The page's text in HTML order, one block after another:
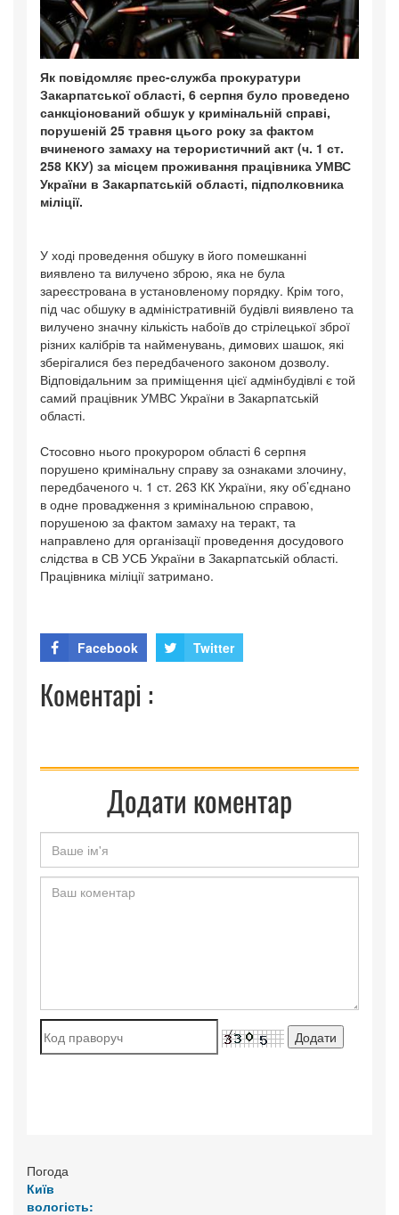
Як повідомляє прес-служба прокуратури
Закарпатської області, 6 серпня було проведено
санкціонований обшук у кримінальній справі,
порушеній 25 травня цього року за фактом
вчиненого замаху на терористичний акт (ч. 1 ст.
258 ККУ) за місцем проживання працівника УМВС
України в Закарпатській області, підполковника
міліції.
У ході проведення обшуку в його помешканні
виявлено та вилучено зброю, яка не була
зареєстрована в установленому порядку. Крім того,
під час обшуку в адміністративній будівлі виявлено та
вилучено значну кількість набоїв до стрілецької зброї
різних калібрів та найменувань, димових шашок, які
зберігалися без передбаченого законом дозволу.
Відповідальним за приміщення цієї адмінбудівлі є той
самий працівник УМВС України в Закарпатській
області.
Стосовно нього прокурором області 6 серпня
порушено кримінальну справу за ознаками злочину,
передбаченого ч. 1 ст. 263 КК України, яку об’єднано
в одне провадження з кримінальною справою,
порушеною за фактом замаху на теракт, та
направлено для організації проведення досудового
слідства в СВ УСБ України в Закарпатській області.
Працівника міліції затримано.
Facebook Twitter
Коментарі :
Додати коментар
Погода
Київ
вологість: